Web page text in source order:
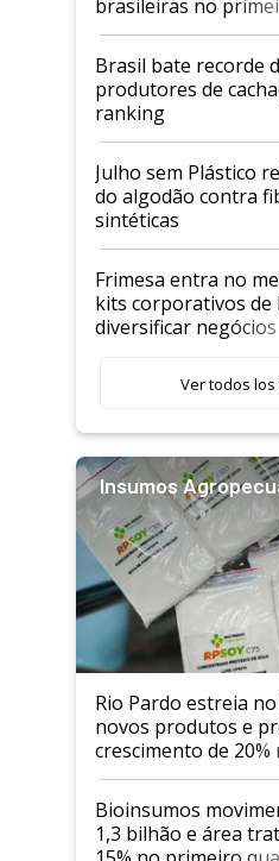
brasileiras no
semestre
Brasil bate recorde
produtores de
ranking
Julho sem Plástico
do algodão contra
sintéticas
Frimesa entra no
kits corporativos de
diversificar negócios
Ver todos los
Insumos
Rio Pardo estreia no
novos produtos e
crescimento de 20%
Bioinsumos
1,3 bilhão e área